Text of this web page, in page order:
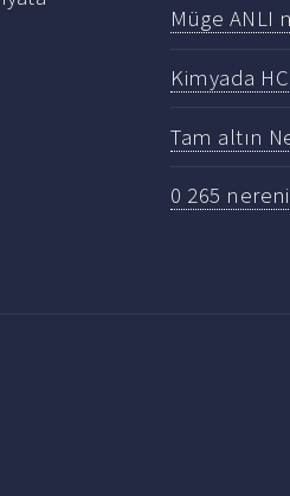
Müge ANLI
Kimyada
Tam altın
0 265